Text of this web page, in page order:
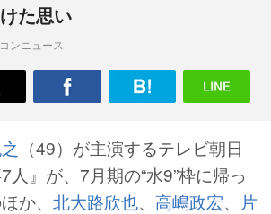
た思い
ンニュース
（49）が主演するテレビ朝日
人』が、7月期の“水9”枠に帰っ
か、 北大路欣也、 高嶋政宏、
片